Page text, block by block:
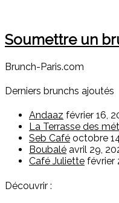
Soumettre un
Brunch-Paris.com
Derniers brunchs ajoutés
Andaaz février 16,
La Terrasse des
Seb Café octobre
Boubalé avril 29,
Café Juliette février
Découvrir :